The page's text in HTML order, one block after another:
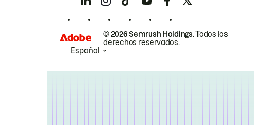
© 2026 Semrush Holdings.Todos los
derechos reservados.
Español